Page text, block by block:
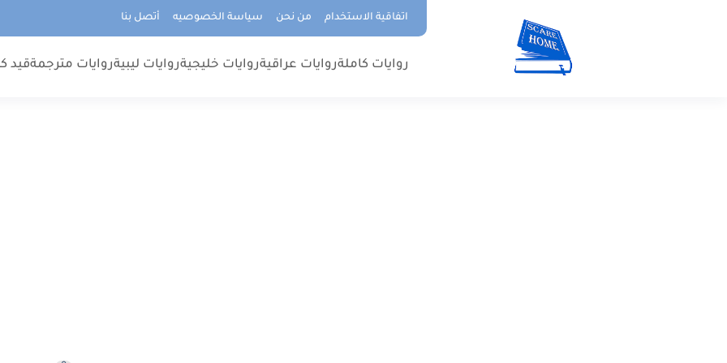
اتفاقية الاستخدام من نحن سياسة الخصوصيه أتصل بنا
روايات كاملةروايات عراقيةروايات خليجيةروايات ليبيةروايات مترجمةقيد